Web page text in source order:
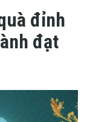
đỉnh
đạt